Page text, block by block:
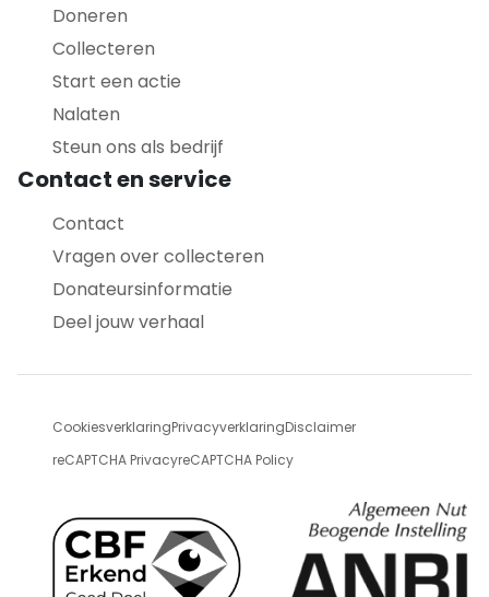
Doneren
Collecteren
Start een actie
Nalaten
Steun ons als bedrijf
Contact en service
Contact
Vragen over collecteren
Donateursinformatie
Deel jouw verhaal
CookiesverklaringPrivacyverklaringDisclaimer
reCAPTCHA PrivacyreCAPTCHA Policy